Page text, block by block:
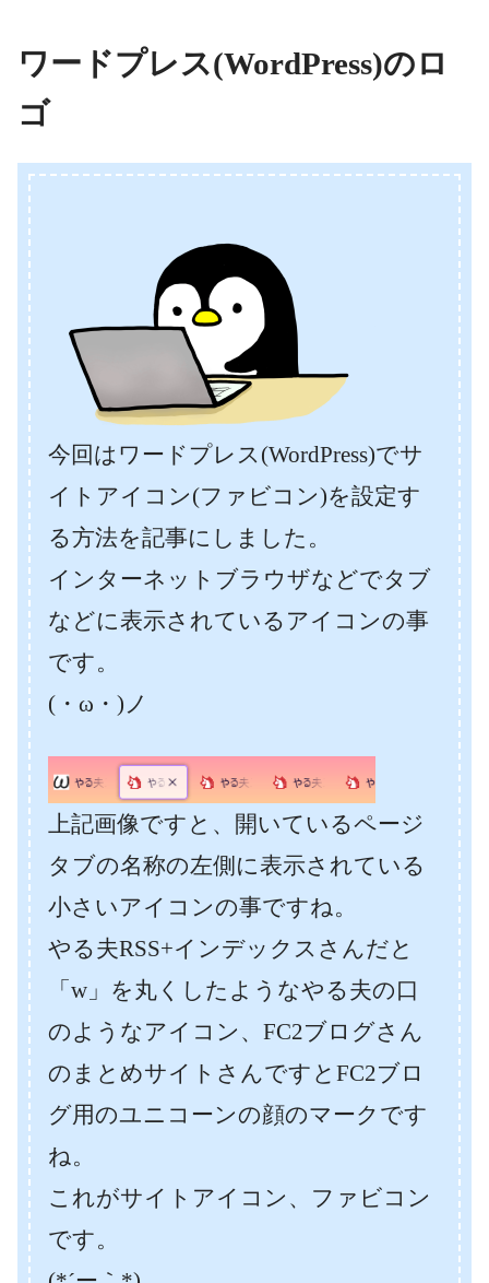
ワードプレス(WordPress)のロ
ゴ
今回はワードプレス(WordPress)でサ
イトアイコン(ファビコン)を設定す
る方法を記事にしました。
インターネットブラウザなどでタブ
などに表示されているアイコンの事
です。
(・ω・)ノ
上記画像ですと、開いているページ
タブの名称の左側に表示されている
小さいアイコンの事ですね。
やる夫RSS+インデックスさんだと
「w」を丸くしたようなやる夫の口
のようなアイコン、FC2ブログさん
のまとめサイトさんですとFC2ブロ
グ用のユニコーンの顔のマークです
ね。
これがサイトアイコン、ファビコン
です。